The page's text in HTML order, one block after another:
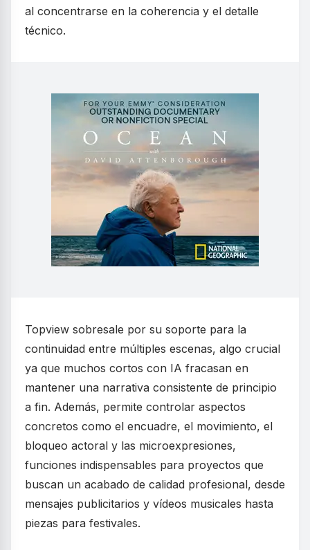
al concentrarse en la coherencia y el detalle
técnico.
Topview sobresale por su soporte para la
continuidad entre múltiples escenas, algo crucial
ya que muchos cortos con IA fracasan en
mantener una narrativa consistente de principio
a fin. Además, permite controlar aspectos
concretos como el encuadre, el movimiento, el
bloqueo actoral y las microexpresiones,
funciones indispensables para proyectos que
buscan un acabado de calidad profesional, desde
mensajes publicitarios y vídeos musicales hasta
piezas para festivales.